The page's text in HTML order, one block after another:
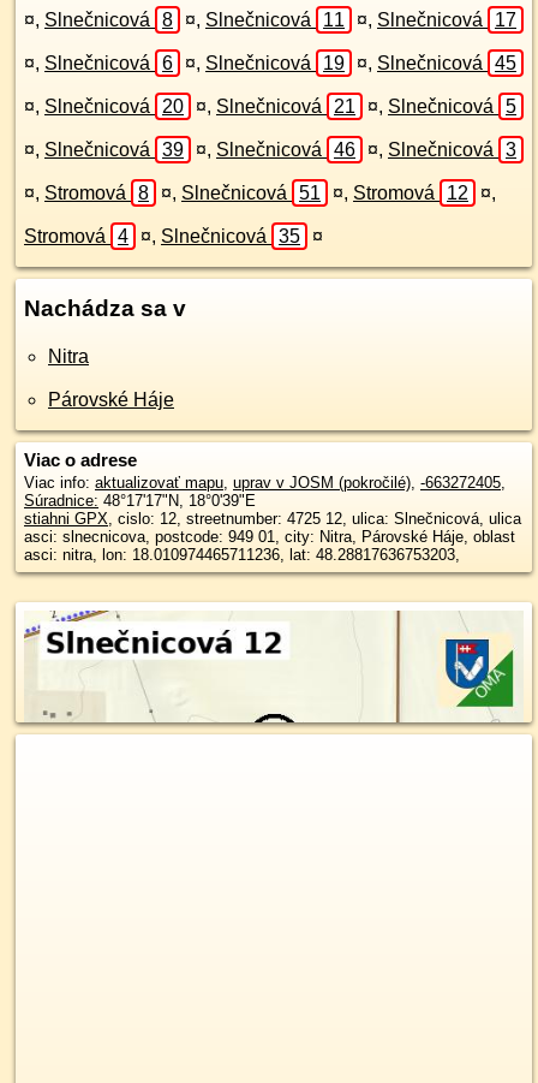
¤, Slnečnicová 8 ¤, Slnečnicová 11 ¤, Slnečnicová 17
¤, Slnečnicová 6 ¤, Slnečnicová 19 ¤, Slnečnicová 45
¤, Slnečnicová 20 ¤, Slnečnicová 21 ¤, Slnečnicová 5
¤, Slnečnicová 39 ¤, Slnečnicová 46 ¤, Slnečnicová 3
¤, Stromová 8 ¤, Slnečnicová 51 ¤, Stromová 12 ¤,
Stromová 4 ¤, Slnečnicová 35 ¤
Nachádza sa v
Nitra
Párovské Háje
Viac o adrese
Viac info: aktualizovať mapu, uprav v JOSM (pokročilé), -663272405,
Súradnice: 48°17'17"N, 18°0'39"E
stiahni GPX, cislo: 12, streetnumber: 4725 12, ulica: Slnečnicová, ulica
asci: slnecnicova, postcode: 949 01, city: Nitra, Párovské Háje, oblast
asci: nitra, lon: 18.010974465711236, lat: 48.28817636753203,